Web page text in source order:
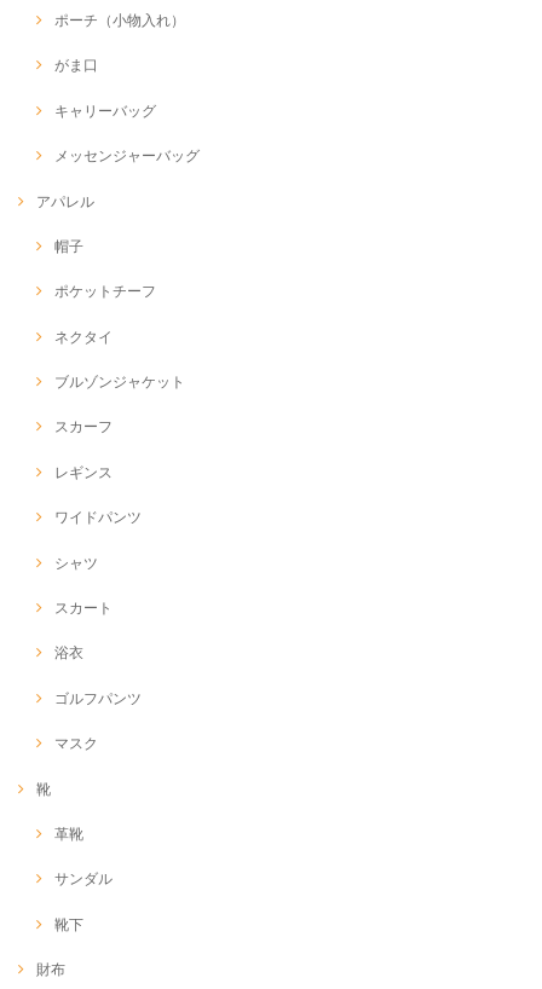
ポーチ（小物入れ）
がま口
キャリーバッグ
メッセンジャーバッグ
アパレル
帽子
ポケットチーフ
ネクタイ
ブルゾンジャケット
スカーフ
レギンス
ワイドパンツ
シャツ
スカート
浴衣
ゴルフパンツ
マスク
靴
革靴
サンダル
靴下
財布